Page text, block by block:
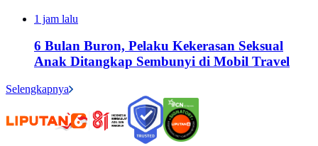
1 jam lalu
6 Bulan Buron, Pelaku Kekerasan Seksual
Anak Ditangkap Sembunyi di Mobil Travel
Selengkapnya